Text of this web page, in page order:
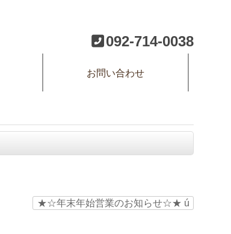
092-714-0038
お問い合わせ
★☆年末年始営業のお知らせ☆★ ú